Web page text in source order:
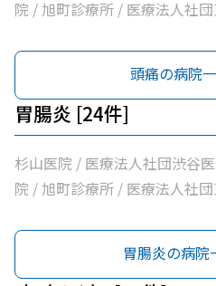
ック
馬光が丘内科内視鏡クリニッ
クリニック / 医療法人社団Ｍ
療法人社団裕仁会鈴木耳鼻咽
松医院 / 医療法人社団優腎会
丘南佐藤医院 / ささき内科ク
会加藤医院 / 髙鳥医院 / 医療
ック
院 / 旭町診療所 / 医療法人社
科・老年内科 / 医療法人社団
団慈誠会慈誠会・光が丘病院
協会練馬光が丘病院 / 医療法
ニック東館分院内科・老年内
ック / 医療法人社団翔真会浜
馬光が丘内科内視鏡クリニッ
クリニック / 医療法人社団Ｍ
療法人社団裕仁会鈴木耳鼻咽
頭痛の病院
胃腸炎 [24件]
杉山医院 / 医療法人社団渋谷
院 / 旭町診療所 / 医療法人社
科・老年内科 / 医療法人社団
団慈誠会慈誠会・光が丘病院
胃腸炎の病院